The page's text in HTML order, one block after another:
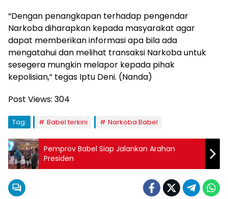
“Dengan penangkapan terhadap pengendar
Narkoba diharapkan kepada masyarakat agar
dapat memberikan informasi apa bila ada
mengatahui dan melihat transaksi Narkoba untuk
sesegera mungkin melapor kepada pihak
kepolisian,” tegas Iptu Deni. (Nanda)
Post Views: 304
Tag: Babel terkini Narkoba Babel
Pemprov Babel Siap Jalankan Arahan
Presiden